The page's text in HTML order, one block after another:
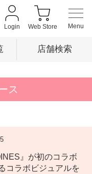
Login Web Store
店舗検索
ス
』が初のコラボ
コラボビジュアルを